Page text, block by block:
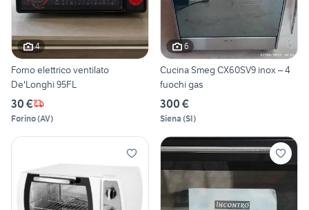
4
Forno elettrico ventilato
De'Longhi 95FL
30 €
Forino(AV)
6
Cucina Smeg CX60SV9 inox – 4
fuochi gas
300 €
Siena (SI)